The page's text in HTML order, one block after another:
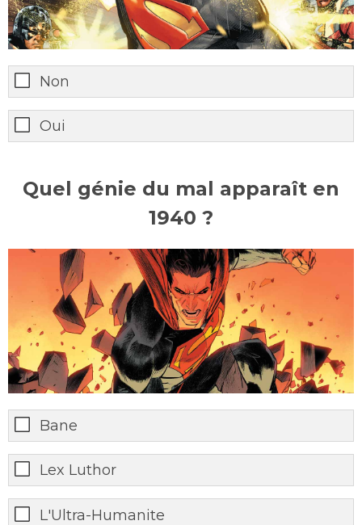
Non
Oui
Quel génie du mal apparaît en
1940 ?
Bane
Lex Luthor
L'Ultra-Humanite